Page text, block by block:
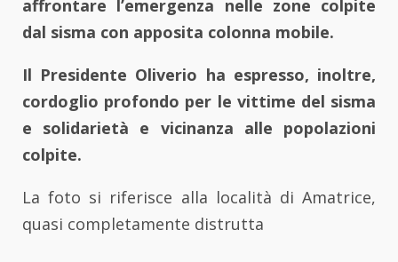
affrontare l’emergenza nelle zone colpite
dal sisma con apposita colonna mobile.
Il Presidente Oliverio ha espresso, inoltre,
cordoglio profondo per le vittime del sisma
e solidarietà e vicinanza alle popolazioni
colpite.
La foto si riferisce alla località di Amatrice,
quasi completamente distrutta